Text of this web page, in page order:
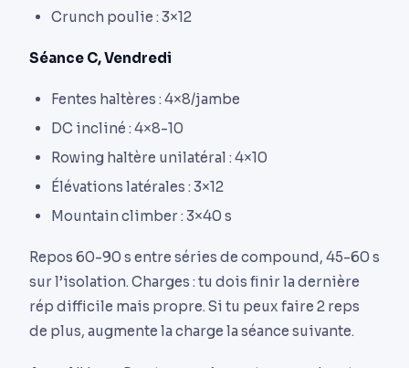
Crunch poulie : 3×12
Séance C, Vendredi
Fentes haltères : 4×8/jambe
DC incliné : 4×8-10
Rowing haltère unilatéral : 4×10
Élévations latérales : 3×12
Mountain climber : 3×40 s
Repos 60-90 s entre séries de compound, 45-60 s
sur l’isolation. Charges : tu dois finir la dernière
rép difficile mais propre. Si tu peux faire 2 reps
de plus, augmente la charge la séance suivante.